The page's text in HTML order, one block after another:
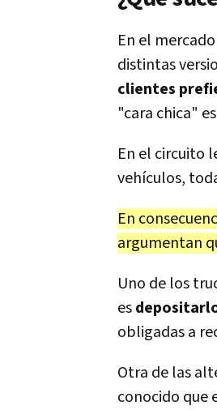
En el
distintas
clientes
"cara chica"
En el circuito
vehículos,
En
argumentan
Uno de los
es
obligadas a
Otra de las
conocido que